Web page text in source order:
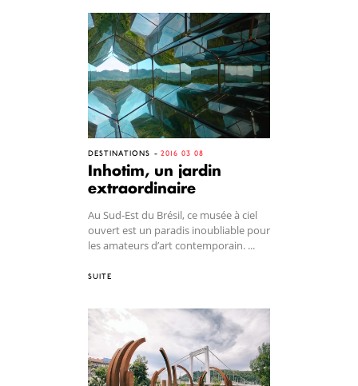
DESTINATIONS 2016 03 08
Inhotim, un jardin
extraordinaire
Au Sud-Est du Brésil, ce musée à ciel
ouvert est un paradis inoubliable pour
les amateurs d’art contemporain. ...
SUITE